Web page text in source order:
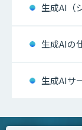
生成AI（
生成AIの
生成AIサ